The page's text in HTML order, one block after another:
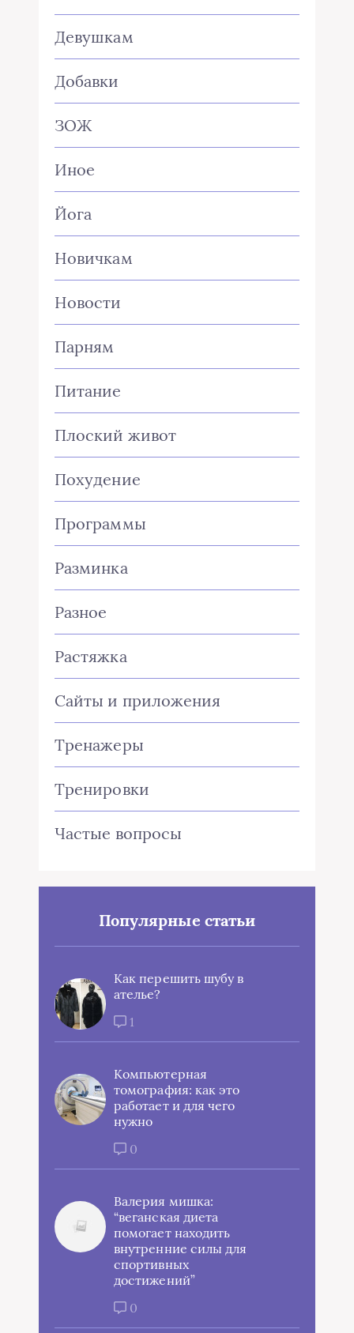
Девушкам
Добавки
ЗОЖ
Иное
Йога
Новичкам
Новости
Парням
Питание
Плоский живот
Похудение
Программы
Разминка
Разное
Растяжка
Сайты и приложения
Тренажеры
Тренировки
Частые вопросы
Популярные статьи
Как перешить шубу в
ателье?
1
Компьютерная
томография: как это
работает и для чего
нужно
0
Валерия мишка:
“веганская диета
помогает находить
внутренние силы для
спортивных
достижений”
0